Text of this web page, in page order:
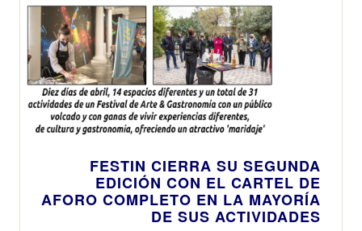
FESTIN CIERRA SU SEGUNDA
EDICIÓN CON EL CARTEL DE
AFORO COMPLETO EN LA MAYORÍA
DE SUS ACTIVIDADES